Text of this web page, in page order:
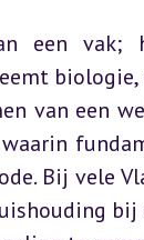
een
van een
Bij vele